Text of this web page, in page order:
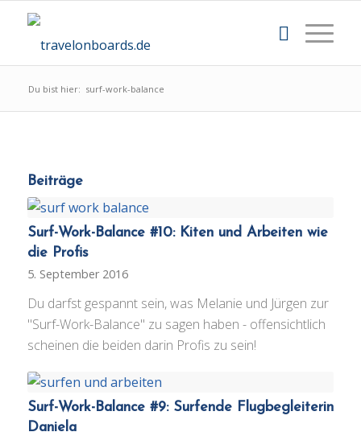
Du bist hier: surf-work-balance
Beiträge
Surf-Work-Balance #10: Kiten und Arbeiten wie
die Profis
5. September 2016
Du darfst gespannt sein, was Melanie und Jürgen zur
"Surf-Work-Balance" zu sagen haben - offensichtlich
scheinen die beiden darin Profis zu sein!
Surf-Work-Balance #9: Surfende Flugbegleiterin
Daniela